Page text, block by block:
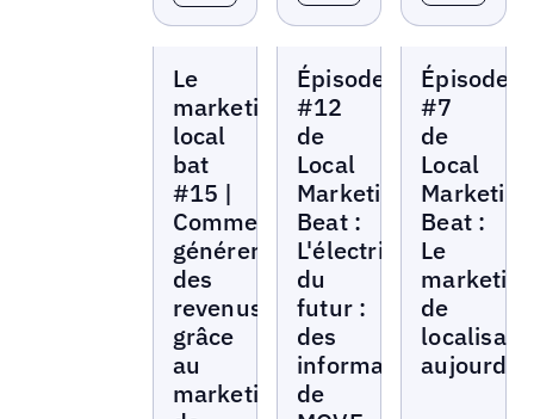
Marketing
Beat
Le
marketing
local
bat
#15 |
Comment
générer
des
revenus
grâce
au
marketing
Marketing
Beat
Épisode
#12
de
Local
Marketing
Beat :
L'électrification
du
futur :
des
informations
de
Marketing
Beat
Épisode
#7
de
Local
Marketing
Beat :
Le
de